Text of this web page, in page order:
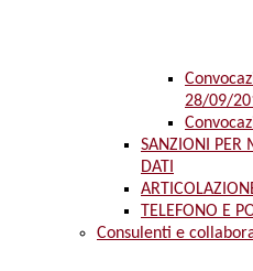
28/09/
SANZIONI PER
DATI
TELEFONO E
Consulenti e